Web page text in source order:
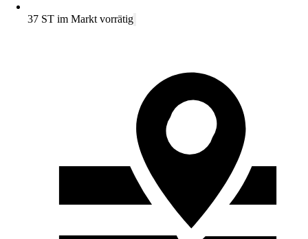
37 ST im Markt vorrätig